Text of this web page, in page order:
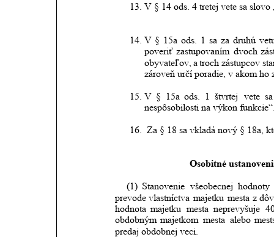
13. V § 14 ods. 4 tretej vete sa slovo
14. V § 15a ods. 1 sa za druhú
poveriť zastupovaním dvoch
obyvateľov, a troch zástupcov
zároveň určí poradie, v akom ho
15. V § 15a ods. 1 štvrtej vete sa
nespôsobilosti na výkon
16. Za § 18 sa vkladá nový § 18a,
Osobitné
(1) Stanovenie všeobecnej hodnoty
prevode vlastníctva majetku mesta z
hodnota majetku mesta neprevyšuje
obdobným majetkom mesta alebo
predaj obdobnej veci.